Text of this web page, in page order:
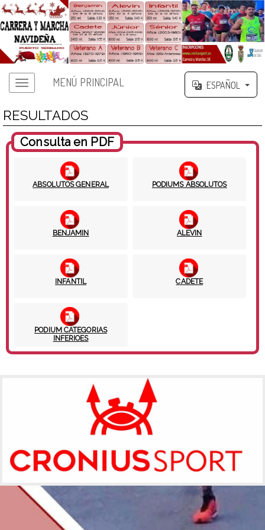
MENÚ PRINCIPAL ESPAÑOL
RESULTADOS
Consulta en PDF
ABSOLUTOS GENERAL PODIUMS ABSOLUTOS
BENJAMIN ALEVIN
INFANTIL CADETE
PODIUM CATEGORIAS
INFERIOES